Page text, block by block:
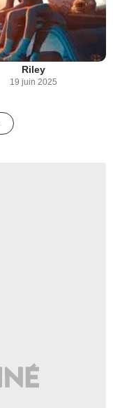
Riley
19 juin 2025